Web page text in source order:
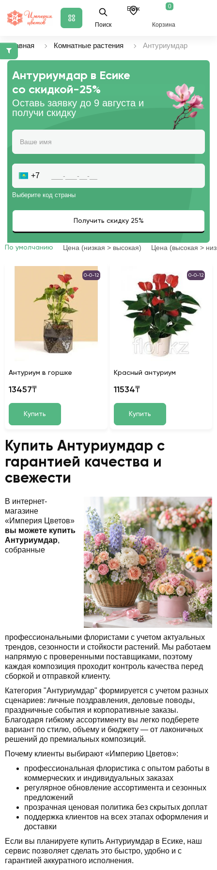
Поиск
Есик 0
Корзина
Главная Комнатные растения Антуриумдар
Антуриумдар в Есике
со скидкой-25%
Оставь заявку до 9 августа и
получи скидку
+7
Выберите код страны
По умолчанию Цена (низкая > высокая) Цена (высокая >
0-0-12
Антуриум в горшке
13457₸
Купить
0-0-12
Красный антуриум
11534₸
Купить
Купить Антуриумдар с
гарантией качества и
свежести
В интернет-
магазине
«Империя Цветов»
вы можете купить
Антуриумдар,
собранные
профессиональными флористами с учетом актуальных
трендов, сезонности и стойкости растений. Мы работаем
напрямую с проверенными поставщиками, поэтому
каждая композиция проходит контроль качества перед
сборкой и отправкой клиенту.
Категория "Антуриумдар" формируется с учетом разных
сценариев: личные поздравления, деловые поводы,
праздничные события и корпоративные заказы.
Благодаря гибкому ассортименту вы легко подберете
вариант по стилю, объему и бюджету — от лаконичных
решений до премиальных композиций.
Почему клиенты выбирают «Империю Цветов»:
профессиональная флористика с опытом работы в
коммерческих и индивидуальных заказах
регулярное обновление ассортимента и сезонных
предложений
прозрачная ценовая политика без скрытых доплат
поддержка клиентов на всех этапах оформления и
доставки
Если вы планируете купить Антуриумдар в Есике, наш
сервис позволяет сделать это быстро, удобно и с
гарантией аккуратного исполнения.